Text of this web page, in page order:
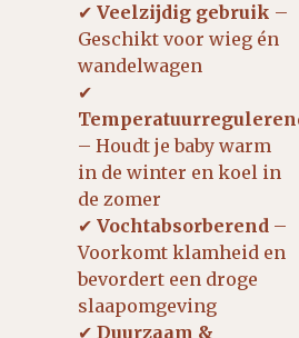
✔ Veelzijdig gebruik –
Geschikt voor wieg én
wandelwagen
✔
– Houdt je baby warm
in de winter en koel in
de zomer
✔ Vochtabsorberend –
Voorkomt klamheid en
bevordert een droge
slaapomgeving
✔ Duurzaam &